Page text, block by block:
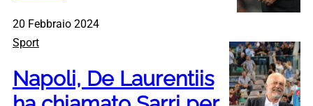
20 Febbraio 2024
Sport
Napoli, De Laurentiis